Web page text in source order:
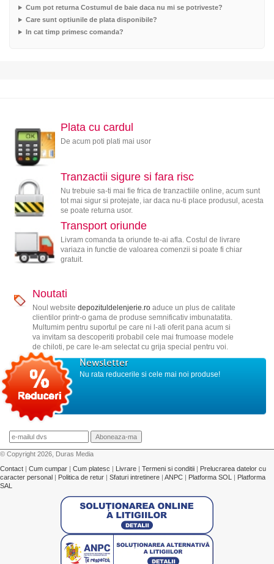
Cum pot returna Costumul de baie daca nu mi se potriveste?
Care sunt optiunile de plata disponibile?
In cat timp primesc comanda?
Plata cu cardul
De acum poti plati mai usor
Tranzactii sigure si fara risc
Nu trebuie sa-ti mai fie frica de tranzactiile online, acum sunt
tot mai sigur si protejate, iar daca nu-ti place produsul, acesta
se poate returna usor.
Transport oriunde
Livram comanda ta oriunde te-ai afla. Costul de livrare
variaza in functie de valoarea comenzii si poate fi chiar
gratuit.
Noutati
Noul website depozituldelenjerie.roaduce un plus de calitate
clientilor printr-o gama de produse semnificativ imbunatatita.
Multumim pentru suportul pe care ni l-ati oferit pana acum si
va invitam sa descoperiti probabil cele mai frumoase modele
de chiloti, pe care le-am selectat cu grija special pentru voi.
Newsletter
Nu rata reducerile si cele mai noi produse!
© Copyright 2026, Duras Media
Contact | Cum cumpar | Cum platesc | Livrare | Termeni si conditii | Prelucrarea datelor cu
caracter personal | Politica de retur | Sfaturi intretinere | ANPC | Platforma SOL | Platforma
SAL